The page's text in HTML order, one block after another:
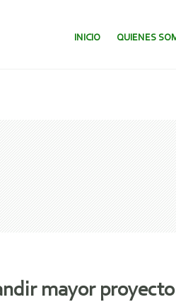
SALTAR AL CONTENIDO.
INICIO QUIENES
mayor